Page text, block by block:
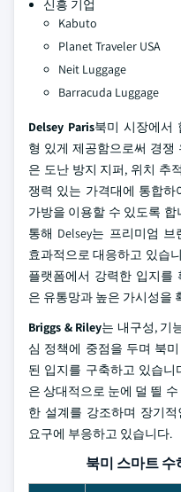
신흥 기업
Kabuto
Planet Traveler USA
Neit Luggage
Barracuda Luggage
Delsey Paris북미 시장에서
형 있게 제공함으로써 경쟁
은 도난 방지 지퍼, 위치 추
쟁력 있는 가격대에 통합
가방을 이용할 수 있도록
통해 Delsey는 프리미엄
효과적으로 대응하고 있습
플랫폼에서 강력한 입지를
은 유통망과 높은 가시성을
Briggs & Riley는 내구성, 기
심 정책에 중점을 두며 북
된 입지를 구축하고 있습
은 상대적으로 눈에 덜 띌
한 설계를 강조하며 장기
요구에 부응하고 있습니다.
북미 스마트 수